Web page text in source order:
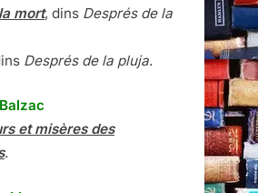
mort, dins Després de la
Després de la pluja.
et misères des
.